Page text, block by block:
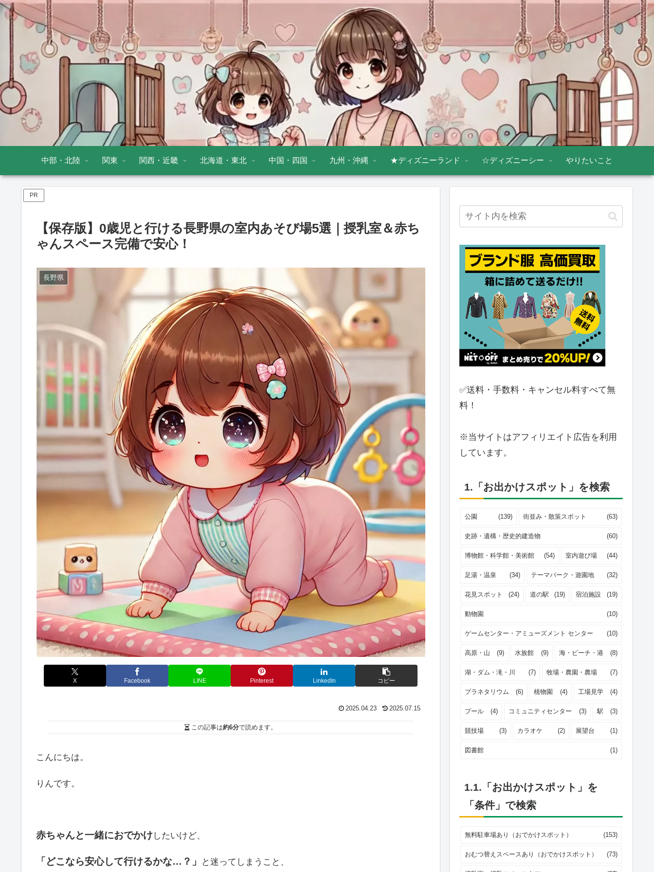
中部・北陸 関東 関西・近畿 北海道・東北 中国・四国 九州・沖縄 ★ディズニーランド ☆ディズニーシー やりたいこと
PR
【保存版】0歳児と行ける長野県の室内あそび場5選｜授乳室＆赤ち
ゃんスペース完備で安心！
長野県
X Facebook LINE Pinterest LinkedIn コピー
2025.04.23 2025.07.15
この記事は約6分で読めます。
こんにちは。
りんです。
赤ちゃんと一緒におでかけ したいけど、
「どこなら安心して行けるかな…？」 と迷ってしまうこと、
✅送料・手数料・キャンセル料すべて無
料！
※当サイトはアフィリエイト広告を利用
しています。
1.「お出かけスポット」を検索
公園 (139) 街並み・散策スポット (63)
史跡・遺構・歴史的建造物 (60)
博物館・科学館・美術館 (54) 室内遊び場 (44)
足湯・温泉 (34) テーマパーク・遊園地 (32)
花見スポット (24) 道の駅 (19) 宿泊施設 (19)
動物園 (10)
ゲームセンター・アミューズメント センター (10)
高原・山 (9) 水族館 (9) 海・ビーチ・港 (8)
湖・ダム・滝・川 (7) 牧場・農園・農場 (7)
プラネタリウム (6) 植物園 (4) 工場見学 (4)
プール (4) コミュニティセンター (3) 駅 (3)
競技場 (3) カラオケ (2) 展望台 (1)
図書館 (1)
1.1.「お出かけスポット」を
「条件」で検索
無料駐車場あり（おでかけスポット） (153)
おむつ替えスペースあり（おでかけスポット） (73)